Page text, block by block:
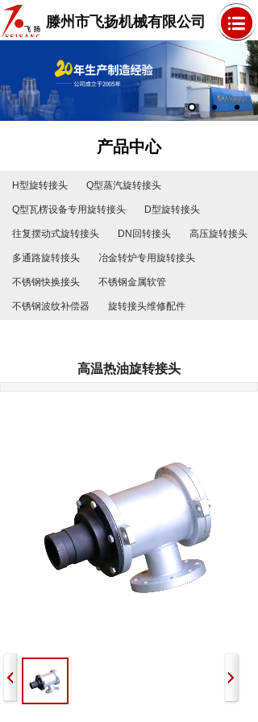
滕州市飞扬机械有限公司
产品中心
H型旋转接头 Q型蒸汽旋转接头
Q型瓦楞设备专用旋转接头 D型旋转接头
往复摆动式旋转接头 DN回转接头 高压旋转接头
多通路旋转接头 冶金转炉专用旋转接头
不锈钢快换接头 不锈钢金属软管
不锈钢波纹补偿器 旋转接头维修配件
高温热油旋转接头